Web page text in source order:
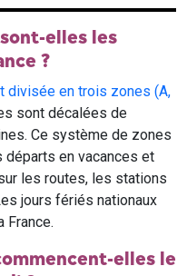
elles les
?
divisée en trois zones (A,
sont décalées de
Ce système de zones
en vacances et
les routes, les stations
jours fériés nationaux
France.
elles le